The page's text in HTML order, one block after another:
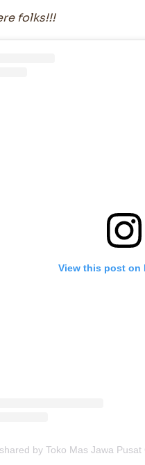
folks!!!
View this post on
by Toko Mas Jawa